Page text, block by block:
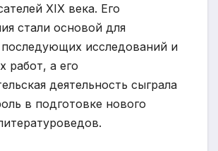
XIX века. Его
стали основой для
исследований и
работ, а его
деятельность сыграла
в подготовке нового